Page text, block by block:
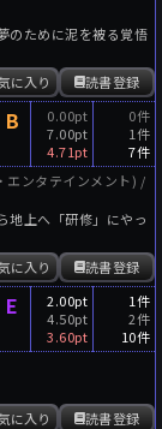
のために泥を被る覚悟
読書登録
に入り
B
0.00pt
7.00pt
4.71pt
0件
1件
7件
エンタテインメント) /
地上へ「研修」にやっ
読書登録
に入り
E
2.00pt
4.50pt
3.60pt
1件
2件
10件
読書登録
に入り